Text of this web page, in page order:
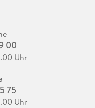
00
Uhr
75
Uhr